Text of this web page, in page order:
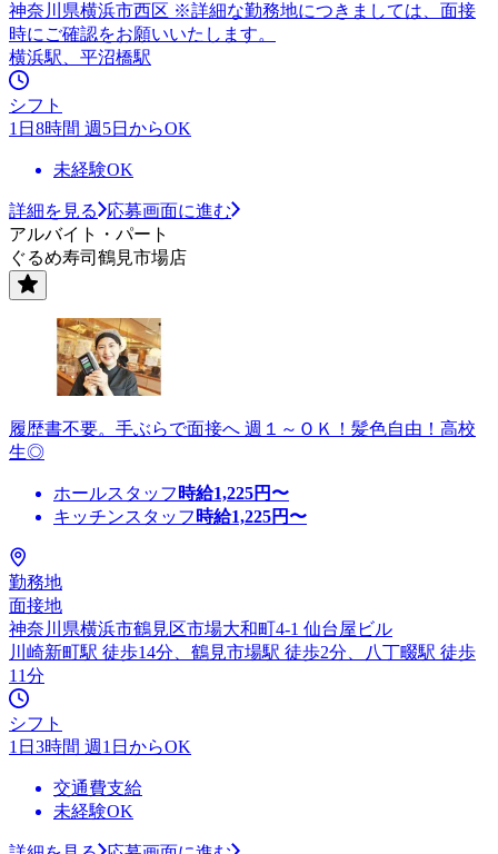
神奈川県横浜市西区 ※詳細な勤務地につきましては、面接
時にご確認をお願いいたします。
横浜駅、平沼橋駅
シフト
1日8時間 週5日からOK
未経験OK
詳細を見る
応募画面に進む
アルバイト・パート
ぐるめ寿司鶴見市場店
履歴書不要。手ぶらで面接へ 週１～ＯＫ！髪色自由！高校
生◎
ホールスタッフ 時給1,225円〜
キッチンスタッフ 時給1,225円〜
勤務地
面接地
神奈川県横浜市鶴見区市場大和町4-1 仙台屋ビル
川崎新町駅 徒歩14分、鶴見市場駅 徒歩2分、八丁畷駅 徒歩
11分
シフト
1日3時間 週1日からOK
交通費支給
未経験OK